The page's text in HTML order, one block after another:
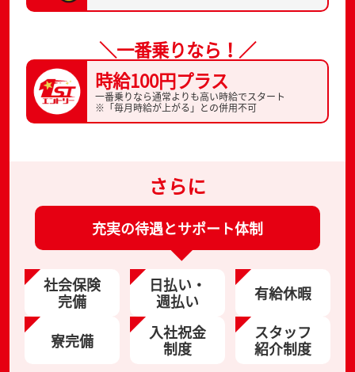
＼一番乗りなら！／
時給100円プラス
一番乗りなら通常よりも高い時給でスタート
※「毎月時給が上がる」との併用不可
さらに
充実の待遇とサポート体制
社会保険
完備
日払い・
週払い 有給休暇
寮完備 入社祝金
制度
スタッフ
紹介制度